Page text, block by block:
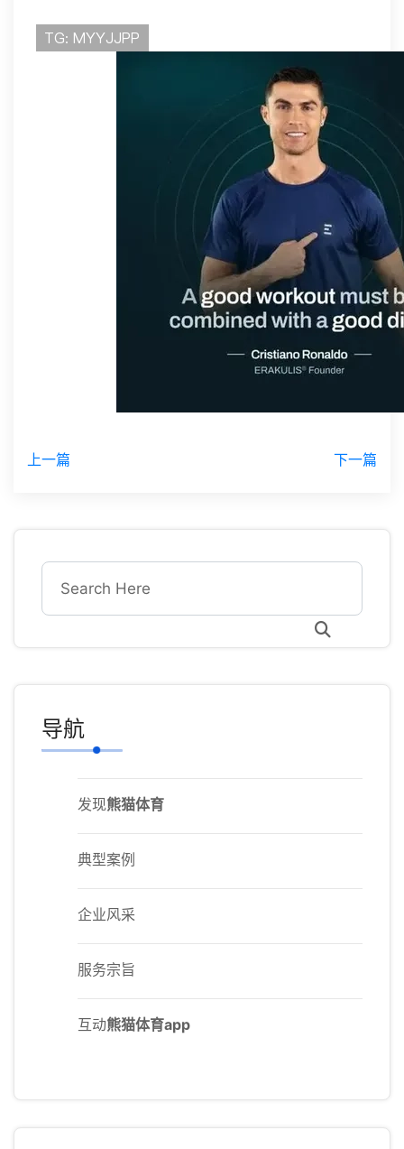
上一篇 下一篇
导航
发现熊猫体育
典型案例
企业风采
服务宗旨
互动熊猫体育app